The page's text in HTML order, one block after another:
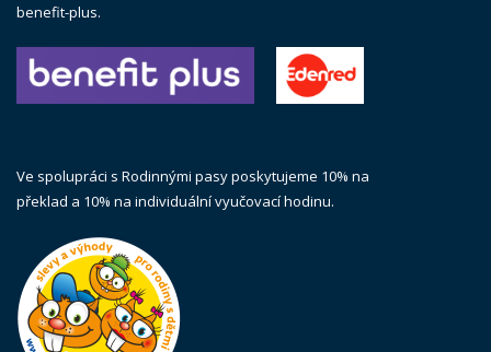
benefit-plus.
Ve spolupráci s Rodinnými pasy poskytujeme 10% na
překlad a 10% na individuální vyučovací hodinu.